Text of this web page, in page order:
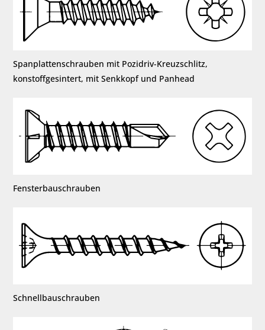
Spanplattenschrauben mit Pozidriv-Kreuzschlitz,
konstoffgesintert, mit Senkkopf und Panhead
Fensterbauschrauben
Schnellbauschrauben